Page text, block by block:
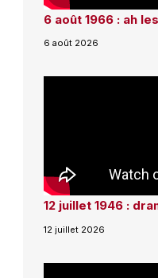
6 août 1966 : ah
6 août 2026
12 juillet 1946 :
12 juillet 2026